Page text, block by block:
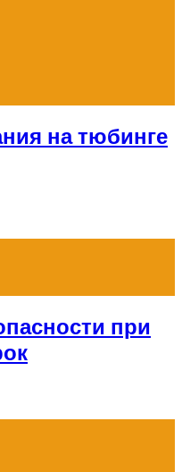
на тюбинге
при